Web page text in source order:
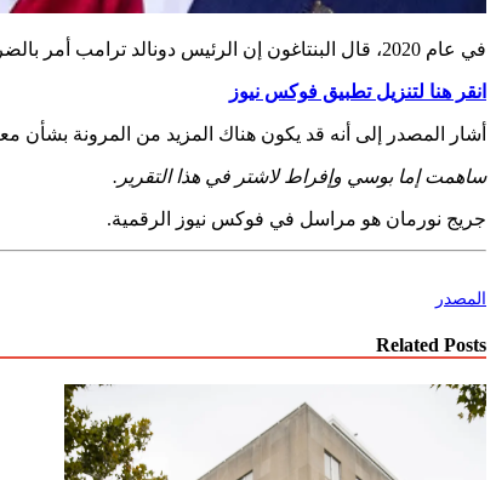
في عام 2020، قال البنتاغون إن الرئيس دونالد ترامب أمر بالضربة العسكرية الأمريكية التي قتلت الجنرال الإيراني قاسم سليماني، على اليسار، في العراق.
انقر هنا لتنزيل تطبيق فوكس نيوز
أشار المصدر إلى أنه قد يكون هناك المزيد من المرونة بشأن
ساهمت إما بوسي وإفراط لاشتر في هذا التقرير.
جريج نورمان هو مراسل في فوكس نيوز الرقمية.
المصدر
Related Posts